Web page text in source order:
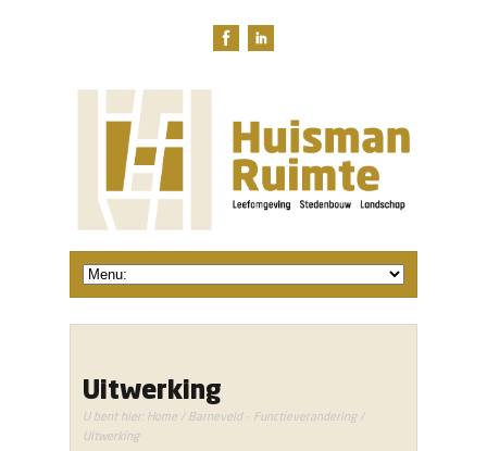
Uitwerking
U bent hier: Home / Barneveld - Functieverandering/
Uitwerking